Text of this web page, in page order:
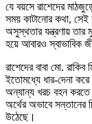
যে বয়সে রাশেদের
সময় কাটানোর কথা,
অসুস্থতার যন্ত্রণায়
হয়ে আবারও স্বাভাবিক
রাশেদের বাবা মো.
ইতোমধ্যে ধার-দেনা
অন্যান্য খরচ বহন করতে
অর্থের অভাবে সন্তানের
উঠেছে।